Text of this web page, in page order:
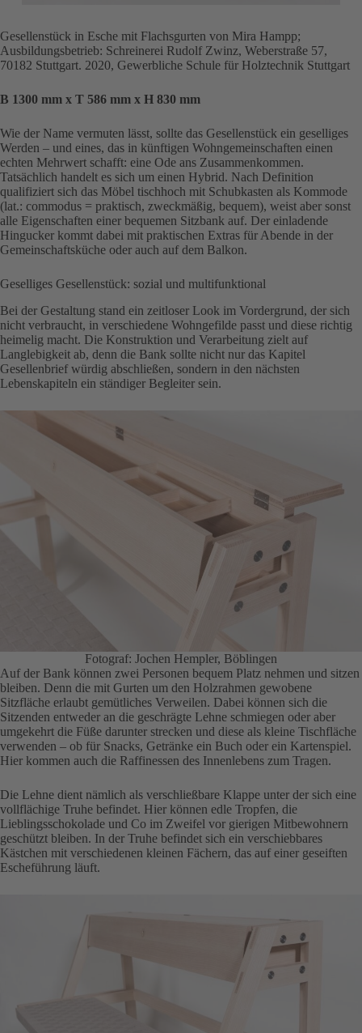
Gesellenstück in Esche mit Flachsgurten von Mira Hampp;
Ausbildungsbetrieb: Schreinerei Rudolf Zwinz, Weberstraße 57,
70182 Stuttgart. 2020, Gewerbliche Schule für Holztechnik Stuttgart
B 1300 mm x T 586 mm x H 830 mm
Wie der Name vermuten lässt, sollte das Gesellenstück ein geselliges
Werden – und eines, das in künftigen Wohngemeinschaften einen
echten Mehrwert schafft: eine Ode ans Zusammenkommen.
Tatsächlich handelt es sich um einen Hybrid. Nach Definition
qualifiziert sich das Möbel tischhoch mit Schubkasten als Kommode
(lat.: commodus = praktisch, zweckmäßig, bequem), weist aber sonst
alle Eigenschaften einer bequemen Sitzbank auf. Der einladende
Hingucker kommt dabei mit praktischen Extras für Abende in der
Gemeinschaftsküche oder auch auf dem Balkon.
Geselliges Gesellenstück: sozial und multifunktional
Bei der Gestaltung stand ein zeitloser Look im Vordergrund, der sich
nicht verbraucht, in verschiedene Wohngefilde passt und diese richtig
heimelig macht. Die Konstruktion und Verarbeitung zielt auf
Langlebigkeit ab, denn die Bank sollte nicht nur das Kapitel
Gesellenbrief würdig abschließen, sondern in den nächsten
Lebenskapiteln ein ständiger Begleiter sein.
Fotograf: Jochen Hempler, Böblingen
Auf der Bank können zwei Personen bequem Platz nehmen und sitzen
bleiben. Denn die mit Gurten um den Holzrahmen gewobene
Sitzfläche erlaubt gemütliches Verweilen. Dabei können sich die
Sitzenden entweder an die geschrägte Lehne schmiegen oder aber
umgekehrt die Füße darunter strecken und diese als kleine Tischfläche
verwenden – ob für Snacks, Getränke ein Buch oder ein Kartenspiel.
Hier kommen auch die Raffinessen des Innenlebens zum Tragen.
Die Lehne dient nämlich als verschließbare Klappe unter der sich eine
vollflächige Truhe befindet. Hier können edle Tropfen, die
Lieblingsschokolade und Co im Zweifel vor gierigen Mitbewohnern
geschützt bleiben. In der Truhe befindet sich ein verschiebbares
Kästchen mit verschiedenen kleinen Fächern, das auf einer geseiften
Escheführung läuft.